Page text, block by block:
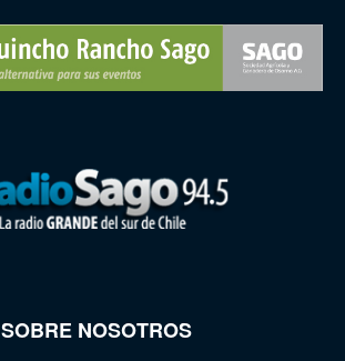
SOBRE NOSOTROS